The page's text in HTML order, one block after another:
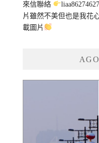
來信聯絡
片雖然不美但也是我花
載圖片